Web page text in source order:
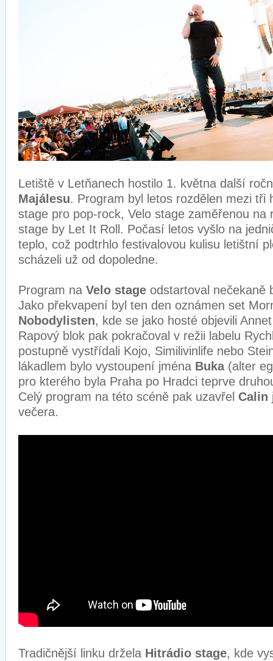
Letiště v Letňanech hostilo 1. května další
Majálesu. Program byl letos rozdělen mezi tři
stage pro pop-rock, Velo stage zaměřenou na
stage by Let It Roll. Počasí letos vyšlo na
teplo, což podtrhlo festivalovou kulisu letištní
scházeli už od dopoledne.
Program na Velo stage odstartoval nečekaně
Jako překvapení byl ten den oznámen set
Nobodylisten, kde se jako hosté objevili
Rapový blok pak pokračoval v režii labelu
postupně vystřídali Kojo, Similivinlife nebo
lákadlem bylo vystoupení jména Buka(alter
pro kterého byla Praha po Hradci teprve
Celý program na této scéně pak uzavřel Calin
večera.
Tradičnější linku držela Hitrádio stage, kde